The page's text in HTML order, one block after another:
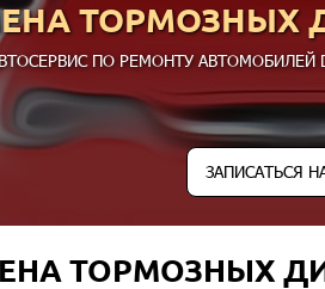
ТОРМОЗНЫХ
ПО РЕМОНТУ АВТОМОБИЛЕЙ
ЗАПИСАТЬСЯ
ТОРМОЗНЫХ